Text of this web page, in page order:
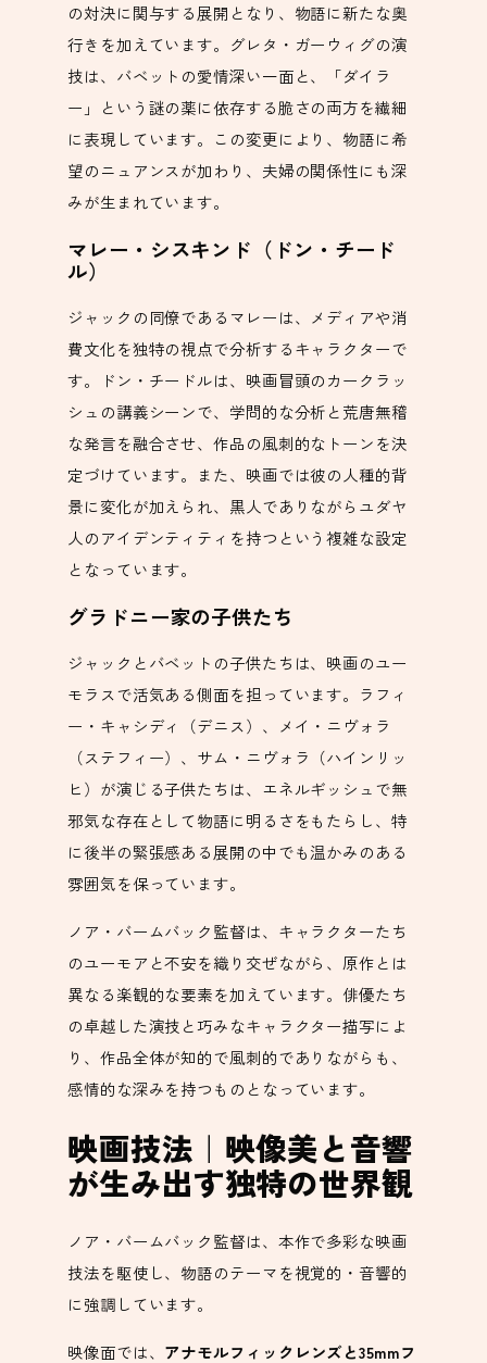
の対決に関与する展開となり、物語に新たな奥
行きを加えています。グレタ・ガーウィグの演
技は、バベットの愛情深い一面と、「ダイラ
ー」という謎の薬に依存する脆さの両方を繊細
に表現しています。この変更により、物語に希
望のニュアンスが加わり、夫婦の関係性にも深
みが生まれています。
マレー・シスキンド（ドン・チード
ル）
ジャックの同僚であるマレーは、メディアや消
費文化を独特の視点で分析するキャラクターで
す。ドン・チードルは、映画冒頭のカークラッ
シュの講義シーンで、学問的な分析と荒唐無稽
な発言を融合させ、作品の風刺的なトーンを決
定づけています。また、映画では彼の人種的背
景に変化が加えられ、黒人でありながらユダヤ
人のアイデンティティを持つという複雑な設定
となっています。
グラドニー家の子供たち
ジャックとバベットの子供たちは、映画のユー
モラスで活気ある側面を担っています。ラフィ
ー・キャシディ（デニス）、メイ・ニヴォラ
（ステフィー）、サム・ニヴォラ（ハインリッ
ヒ）が演じる子供たちは、エネルギッシュで無
邪気な存在として物語に明るさをもたらし、特
に後半の緊張感ある展開の中でも温かみのある
雰囲気を保っています。
ノア・バームバック監督は、キャラクターたち
のユーモアと不安を織り交ぜながら、原作とは
異なる楽観的な要素を加えています。俳優たち
の卓越した演技と巧みなキャラクター描写によ
り、作品全体が知的で風刺的でありながらも、
感情的な深みを持つものとなっています。
映画技法｜映像美と音響
が生み出す独特の世界観
ノア・バームバック監督は、本作で多彩な映画
技法を駆使し、物語のテーマを視覚的・音響的
に強調しています。
映像面では、 アナモルフィックレンズと35mmフ